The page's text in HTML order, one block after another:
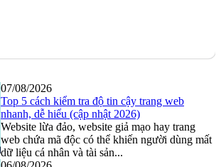
07/08/2026
Top 5 cách kiểm tra độ tin cậy trang web
nhanh, dễ hiểu (cập nhật 2026)
Website lừa đảo, website giả mạo hay trang
web chứa mã độc có thể khiến người dùng mất
dữ liệu cá nhân và tài sản...